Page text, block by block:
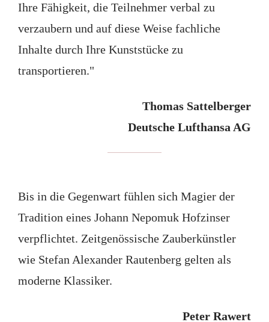
Ihre Fähigkeit, die Teilnehmer verbal zu
verzaubern und auf diese Weise fachliche
Inhalte durch Ihre Kunststücke zu
transportieren."
Thomas Sattelberger
Deutsche Lufthansa AG
Bis in die Gegenwart fühlen sich Magier der
Tradition eines Johann Nepomuk Hofzinser
verpflichtet. Zeitgenössische Zauberkünstler
wie Stefan Alexander Rautenberg gelten als
moderne Klassiker.
Peter Rawert